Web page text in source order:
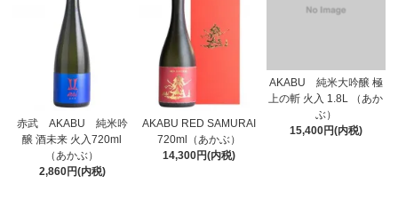
赤武 AKABU 純米吟
醸 酒未来 火入720ml
（あかぶ）
2,860円(内税)
AKABU RED SAMURAI
720ml（あかぶ）
14,300円(内税)
AKABU 純米大吟醸 極
上の斬 火入 1.8L （あか
ぶ）
15,400円(内税)